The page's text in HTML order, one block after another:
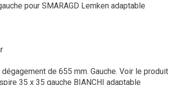
pour SMARAGD Lemken adaptable
dégagement de 655 mm. Gauche. Voir le produit
35 x 35 gauche BIANCHI adaptable